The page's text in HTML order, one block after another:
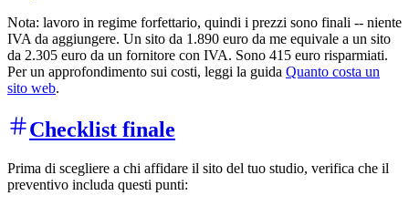
Nota: lavoro in regime forfettario, quindi i prezzi sono finali -- niente
IVA da aggiungere. Un sito da 1.890 euro da me equivale a un sito
da 2.305 euro da un fornitore con IVA. Sono 415 euro risparmiati.
Per un approfondimento sui costi, leggi la guida Quanto costa un
sito web.
Checklist finale
Prima di scegliere a chi affidare il sito del tuo studio, verifica che il
preventivo includa questi punti: